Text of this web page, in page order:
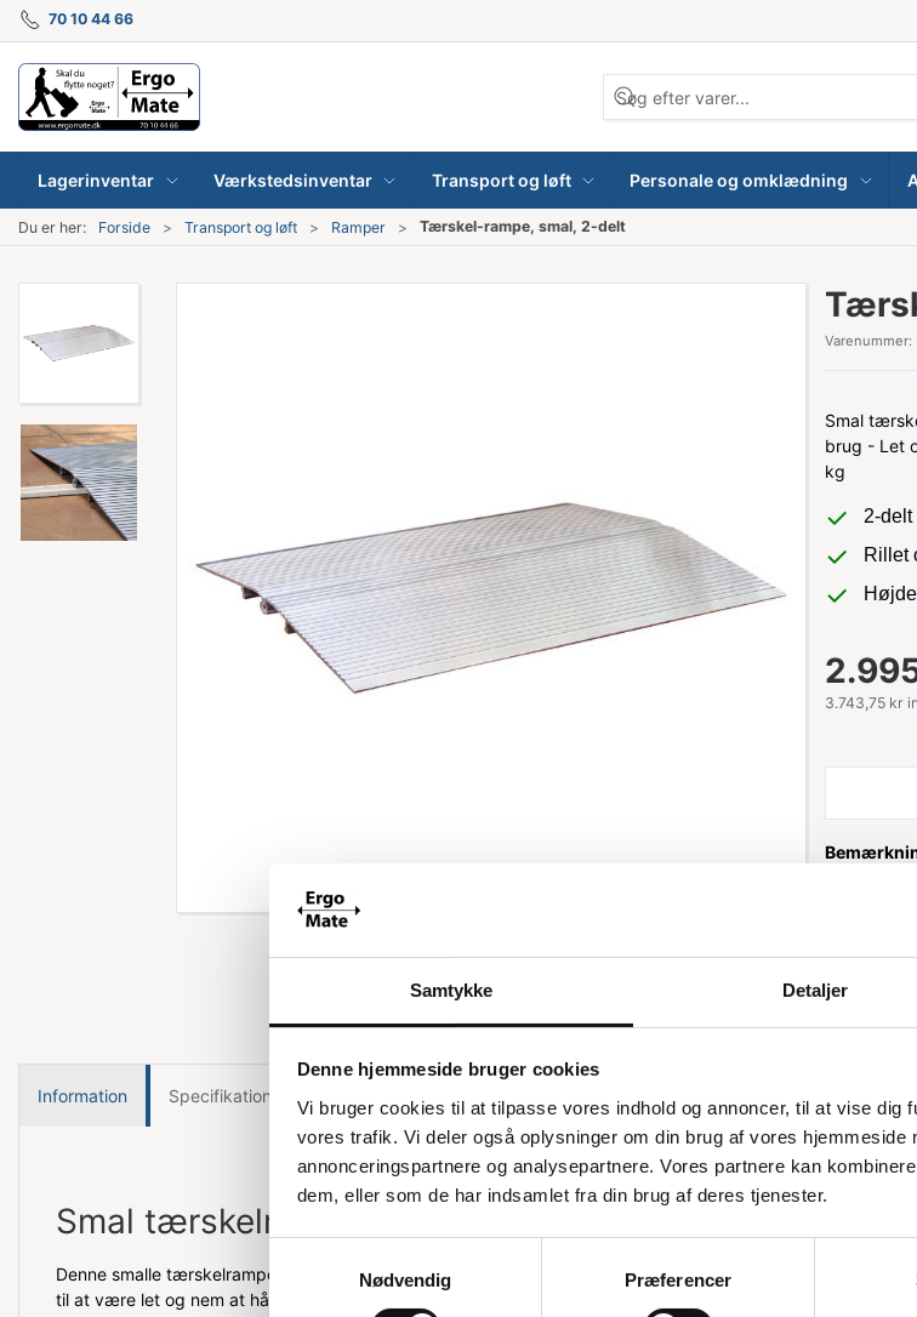
Samtykke Detaljer
Denne hjemmeside bruger cookies
Vi bruger cookies til at tilpasse vores indhold og annoncer, til at vise dig
vores trafik. Vi deler også oplysninger om din brug af vores hjemmeside
annonceringspartnere og analysepartnere. Vores partnere kan
dem, eller som de har indsamlet fra din brug af deres tjenester.
Nødvendig
Præferencer
70 10 44 66
Lagerinventar Værkstedsinventar Transport og løft Personale og omklædning
Du er her: Forside Transport og løft Ramper Tærskel-rampe, smal, 2-delt
Varenummer:
Smal
brug - Let
kg
2-delt
Rillet
3.743,75 kr
Information Specifikationer
Smal tærskelrampe til forskellige højder
Denne smalle tærskelrampe er ideel til brug ved flere forskellige højder. Den er designet
til at være let og nem at håndtere, hvilket gør den praktisk i mange situationer.